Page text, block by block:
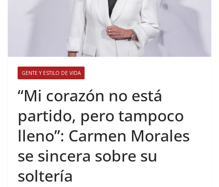
GENTE Y ESTILO DE VIDA
​“Mi corazón no está
partido, pero tampoco
lleno”: Carmen Morales
se sincera sobre su
soltería